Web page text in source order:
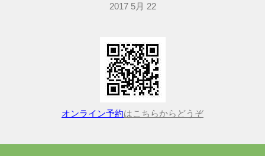
2017 5月 22
オンライン予約はこちらからどうぞ